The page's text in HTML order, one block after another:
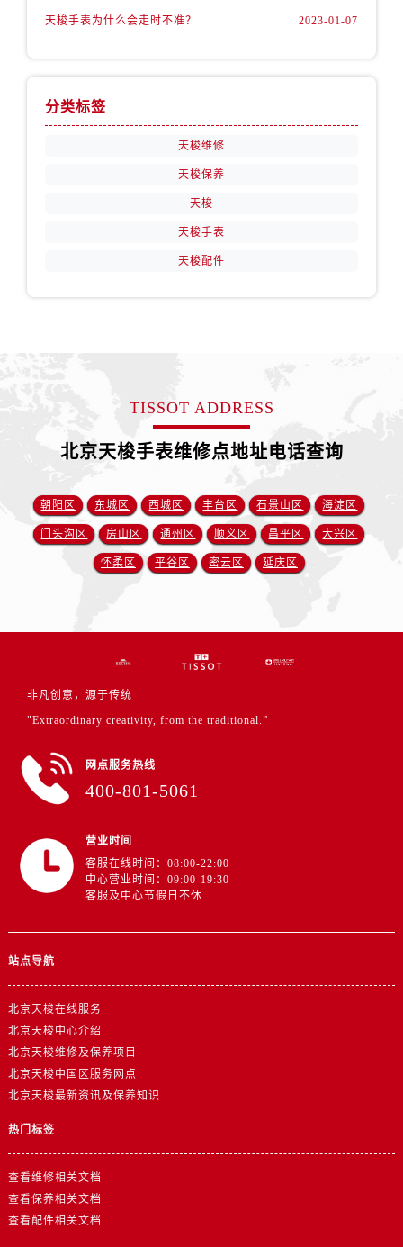
天梭手表为什么会走时不准？ 2023-01-07
分类标签
天梭维修
天梭保养
天梭
天梭手表
天梭配件
TISSOT ADDRESS
北京天梭手表维修点地址电话查询
朝阳区 东城区 西城区 丰台区 石景山区 海淀区
门头沟区 房山区 通州区 顺义区 昌平区 大兴区
怀柔区 平谷区 密云区 延庆区
非凡创意，源于传统
"Extraordinary creativity, from the traditional.”
网点服务热线
400-801-5061
营业时间
客服在线时间：08:00-22:00
中心营业时间：09:00-19:30
客服及中心节假日不休
站点导航
北京天梭在线服务
北京天梭中心介绍
北京天梭维修及保养项目
北京天梭中国区服务网点
北京天梭最新资讯及保养知识
热门标签
查看维修相关文档
查看保养相关文档
查看配件相关文档